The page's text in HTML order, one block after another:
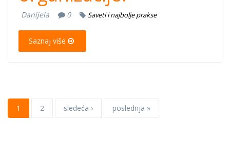
Danijela 0 Saveti i najbolje prakse
Saznaj više
1 2 sledeća › poslednja »